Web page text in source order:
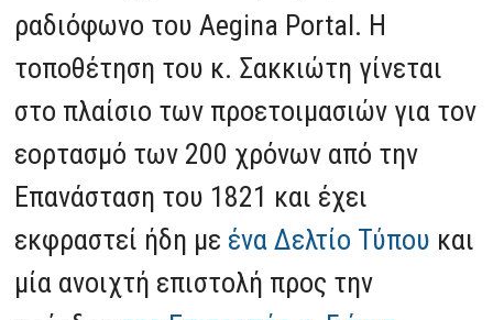
ραδιόφωνο του Aegina Portal. Η
τοποθέτηση του κ. Σακκιώτη γίνεται
στο πλαίσιο των προετοιμασιών για τον
εορτασμό των 200 χρόνων από την
Επανάσταση του 1821 και έχει
εκφραστεί ήδη με ένα Δελτίο Τύπου και
μία ανοιχτή επιστολή προς την